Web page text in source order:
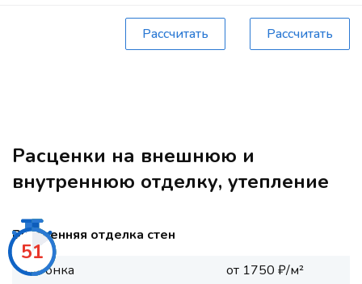
Рассчитать Рассчитать
Расценки на внешнюю и
внутреннюю отделку, утепление
Внутренняя отделка стен
Вагонка
от 1750 ₽/м²
50